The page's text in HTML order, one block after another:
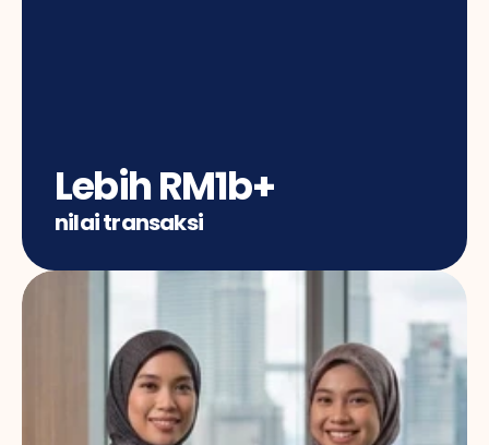
Lebih RM1b+
nilai transaksi